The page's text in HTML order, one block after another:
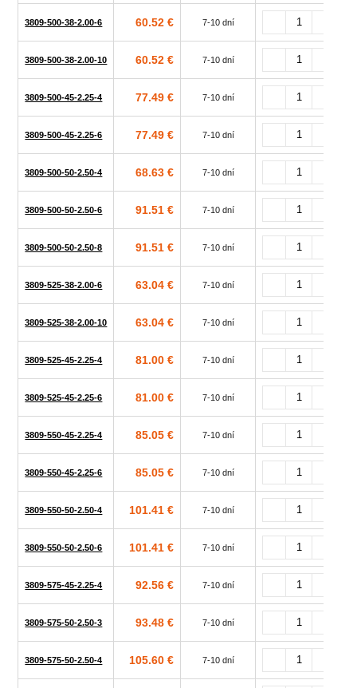
3809-500-38-2.00-6 60.52 € 7-10 dní
3809-500-38-2.00-10 60.52 € 7-10 dní
3809-500-45-2.25-4 77.49 € 7-10 dní
3809-500-45-2.25-6 77.49 € 7-10 dní
3809-500-50-2.50-4 68.63 € 7-10 dní
3809-500-50-2.50-6 91.51 € 7-10 dní
3809-500-50-2.50-8 91.51 € 7-10 dní
3809-525-38-2.00-6 63.04 € 7-10 dní
3809-525-38-2.00-10 63.04 € 7-10 dní
3809-525-45-2.25-4 81.00 € 7-10 dní
3809-525-45-2.25-6 81.00 € 7-10 dní
3809-550-45-2.25-4 85.05 € 7-10 dní
3809-550-45-2.25-6 85.05 € 7-10 dní
3809-550-50-2.50-4 101.41 € 7-10 dní
3809-550-50-2.50-6 101.41 € 7-10 dní
3809-575-45-2.25-4 92.56 € 7-10 dní
3809-575-50-2.50-3 93.48 € 7-10 dní
3809-575-50-2.50-4 105.60 € 7-10 dní